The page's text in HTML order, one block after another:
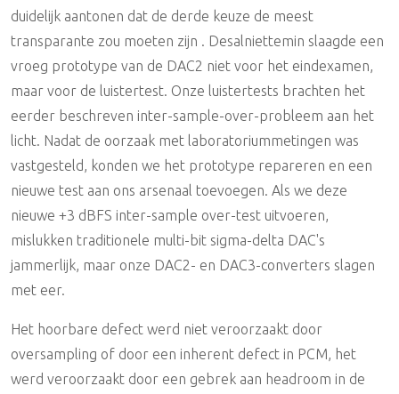
duidelijk aantonen dat de derde keuze de meest
transparante zou moeten zijn . Desalniettemin slaagde een
vroeg prototype van de DAC2 niet voor het eindexamen,
maar voor de luistertest. Onze luistertests brachten het
eerder beschreven inter-sample-over-probleem aan het
licht. Nadat de oorzaak met laboratoriummetingen was
vastgesteld, konden we het prototype repareren en een
nieuwe test aan ons arsenaal toevoegen. Als we deze
nieuwe +3 dBFS inter-sample over-test uitvoeren,
mislukken traditionele multi-bit sigma-delta DAC's
jammerlijk, maar onze DAC2- en DAC3-converters slagen
met eer.
Het hoorbare defect werd niet veroorzaakt door
oversampling of door een inherent defect in PCM, het
werd veroorzaakt door een gebrek aan headroom in de